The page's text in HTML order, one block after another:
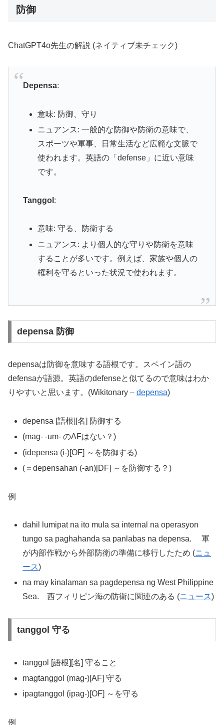
防御
ChatGPT4o先生の解説 (ネイティブ未チェック)
Depensa:
意味: 防御、守り
ニュアンス: 一般的な防御や防衛の意味で、
スポーツや軍事、日常生活など広範な文脈で
使われます。英語の「defense」に近い意味
です。
Tanggol :
意味: 守る、防衛する
ニュアンス: より個人的な守りや防衛を意味
することが多いです。例えば、家族や個人の
権利を守るといった状況で使われます。
depensa 防御
depensaは防御を意味する語根です。スペイン語の
defensaが語源。英語のdefenseと似てるので意味はわか
りやすいと思います。(Wikitonary – depensa)
depensa [語根][名] 防御する
(mag- -um- のAFはない？)
(idepensa (i-)[OF] ～を防御する)
(＝depensahan (-an)[DF] ～を防御する？)
例
dahil lumipat na ito mula sa internal na operasyon
tungo sa paghahanda sa panlabas na depensa. 軍
が内部作戦から外部防衛の準備に移行したため (ニュ
ース)
na may kinalaman sa pagdepensa ng West Philippine
Sea. 西フィリピン海の防衛に関連のある (ニュース)
tanggol 守る
tanggol [語根][名] 守ること
magtanggol (mag-)[AF] 守る
ipagtanggol (ipag-)[OF] ～を守る
例